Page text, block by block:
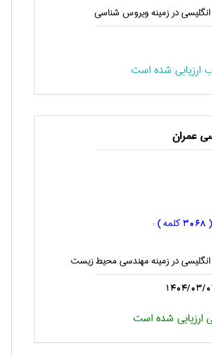
در زمینه ویروس شناسی
شده است
عمران
3068کلمه ) :
در زمینه مهندسی محیط زیست
1404/03/
ارزیابی شده است